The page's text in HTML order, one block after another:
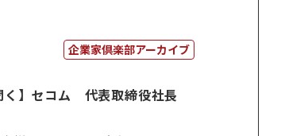
企業家倶楽部アーカイブ
く】セコム 代表取締役社長